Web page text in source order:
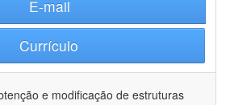
E-mail
Currículo
e modificação de estruturas